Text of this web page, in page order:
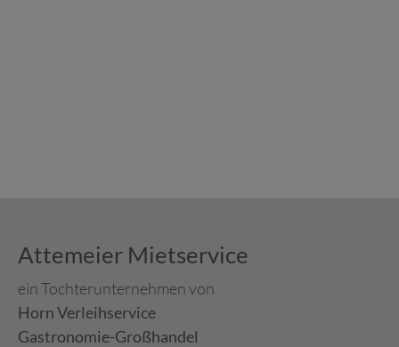
Attemeier Mietservice
ein Tochterunternehmen von
Horn Verleihservice
Gastronomie-Großhandel